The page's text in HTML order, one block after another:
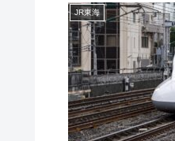
JR東海